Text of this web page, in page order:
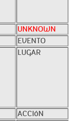
UNKNOWN
EVENTO
LUGAR
ACCIóN